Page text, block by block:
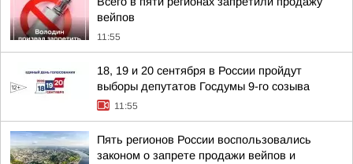
вейпов
11:55
18, 19 и 20 сентября в России пройдут
выборы депутатов Госдумы 9-го созыва
11:55
Пять регионов России воспользовались
законом о запрете продажи вейпов и